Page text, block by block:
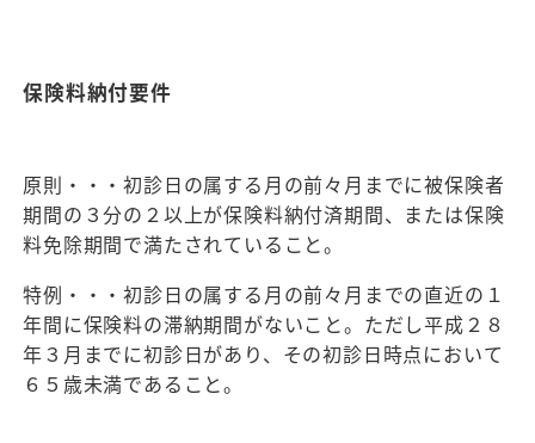
保険料納付要件
原則・・・初診日の属する月の前々月までに被保険者
期間の３分の２以上が保険料納付済期間、または保険
料免除期間で満たされていること。
特例・・・初診日の属する月の前々月までの直近の１
年間に保険料の滞納期間がないこと。ただし平成２８
年３月までに初診日があり、その初診日時点において
６５歳未満であること。